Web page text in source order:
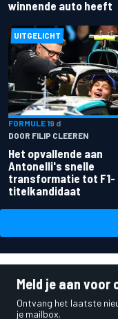
winnende auto heeft
UITGELICHT
FORMULE 19 d
DOOR FILIP CLEEREN
Het opvallende aan
Antonelli's snelle
transformatie tot F1-
titelkandidaat
Meld je aan voor
Ontvang het laatste
je mailbox.